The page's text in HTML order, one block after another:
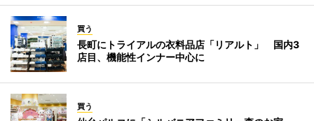
買う
長町にトライアルの衣料品店「リアルト」 国内3
店目、機能性インナー中心に
買う